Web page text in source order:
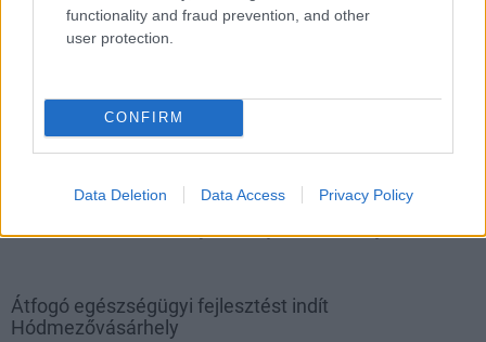
functionality and fraud prevention, and other
user protection.
CONFIRM
Data Deletion Data Access Privacy Policy
A Mészáros Antal által irányított, magyar építőipari gyártó cég
az elmúlt években sorra nyerte a díjakat sikeres fejlesztéseivel.
Átfogó egészségügyi fejlesztést indít
Hódmezővásárhely